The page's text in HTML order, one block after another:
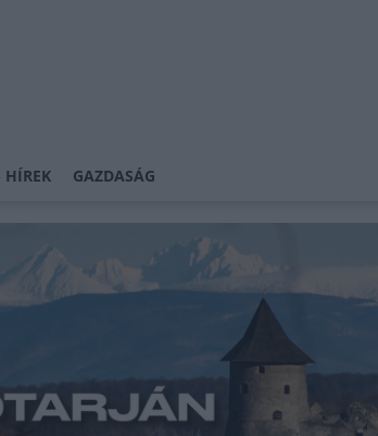
HÍREK GAZDASÁG